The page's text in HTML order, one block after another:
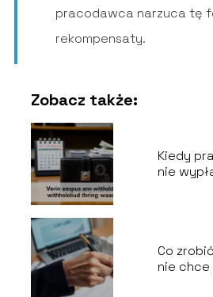
pracodawca narzuca tę
rekompensaty.
Zobacz także:
Kiedy
nie
Co
nie